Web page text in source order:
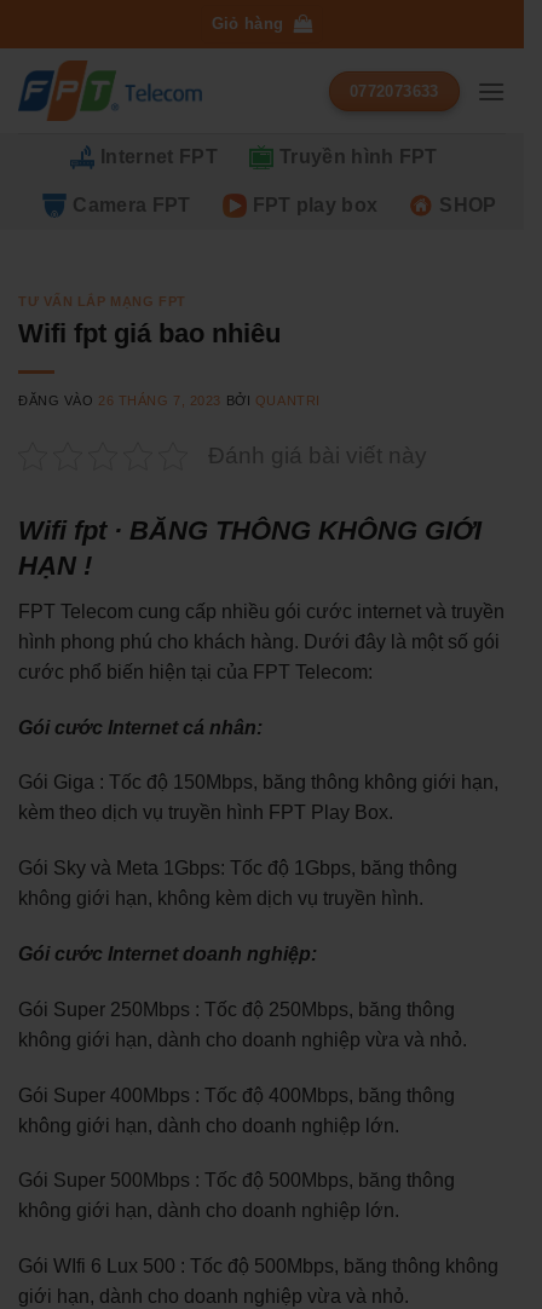
qua
dung
Giỏ hàng
0772073633
Internet FPT Truyền hình FPT
Camera FPT FPT play box SHOP
TƯ VẤN LẮP MẠNG FPT
Wifi fpt giá bao nhiêu
ĐĂNG VÀO 26 THÁNG 7, 2023 BỞI QUANTRI
Đánh giá bài viết này
Wifi fpt · BĂNG THÔNG KHÔNG GIỚI
HẠN !
FPT Telecom cung cấp nhiều gói cước internet và truyền
hình phong phú cho khách hàng. Dưới đây là một số gói
cước phổ biến hiện tại của FPT Telecom:
Gói cước Internet cá nhân:
Gói Giga : Tốc độ 150Mbps, băng thông không giới hạn,
kèm theo dịch vụ truyền hình FPT Play Box.
Gói Sky và Meta 1Gbps: Tốc độ 1Gbps, băng thông
không giới hạn, không kèm dịch vụ truyền hình.
Gói cước Internet doanh nghiệp:
Gói Super 250Mbps : Tốc độ 250Mbps, băng thông
không giới hạn, dành cho doanh nghiệp vừa và nhỏ.
Gói Super 400Mbps : Tốc độ 400Mbps, băng thông
không giới hạn, dành cho doanh nghiệp lớn.
Gói Super 500Mbps : Tốc độ 500Mbps, băng thông
không giới hạn, dành cho doanh nghiệp lớn.
Gói WIfi 6 Lux 500 : Tốc độ 500Mbps, băng thông không
giới hạn, dành cho doanh nghiệp vừa và nhỏ.